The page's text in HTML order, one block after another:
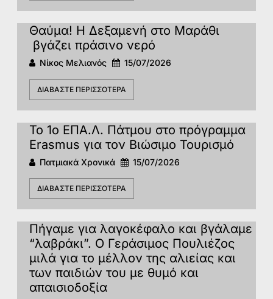
Θαύμα! Η Δεξαμενή στο Μαράθι
βγάζει πράσινο νερό
Νίκος Μελιανός 15/07/2026
ΔΙΑΒΆΣΤΕ ΠΕΡΙΣΣΌΤΕΡΑ
Το 1ο ΕΠΑ.Λ. Πάτμου στο πρόγραμμα
Erasmus για τον Βιώσιμο Τουρισμό
Πατμιακά Χρονικά 15/07/2026
ΔΙΑΒΆΣΤΕ ΠΕΡΙΣΣΌΤΕΡΑ
Πήγαμε για λαγοκέφαλο και βγάλαμε
“λαβράκι”. Ο Γεράσιμος Πουλιέζος
μιλά για το μέλλον της αλιείας και
των παιδιών του με θυμό και
απαισιοδοξία